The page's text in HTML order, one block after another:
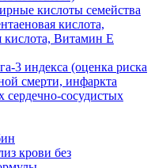
кислоты семейства
кислота,
кислота, Витамин E
3 индекса (оценка риска
смерти, инфаркта
сердечно-сосудистых
крови без